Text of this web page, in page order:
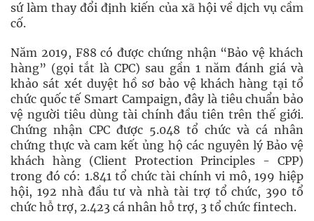
sứ làm thay đổi định kiến của xã hội về dịch vụ cầm
cố.
Năm 2019, F88 có được chứng nhận “Bảo vệ khách
hàng” (gọi tắt là CPC) sau gần 1 năm đánh giá và
khảo sát xét duyệt hồ sơ bảo vệ khách hàng tại tổ
chức quốc tế Smart Campaign, đây là tiêu chuẩn bảo
vệ người tiêu dùng tài chính đầu tiên trên thế giới.
Chứng nhận CPC được 5.048 tổ chức và cá nhân
chứng thực và cam kết ủng hộ các nguyên lý Bảo vệ
khách hàng (Client Protection Principles - CPP)
trong đó có: 1.841 tổ chức tài chính vi mô, 199 hiệp
hội, 192 nhà đầu tư và nhà tài trợ tổ chức, 390 tổ
chức hỗ trợ, 2.423 cá nhân hỗ trợ, 3 tổ chức fintech.